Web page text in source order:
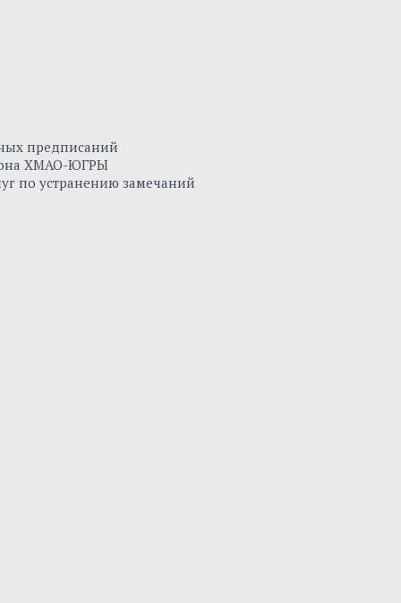
предписаний
ХМАО-ЮГРЫ
по устранению замечаний